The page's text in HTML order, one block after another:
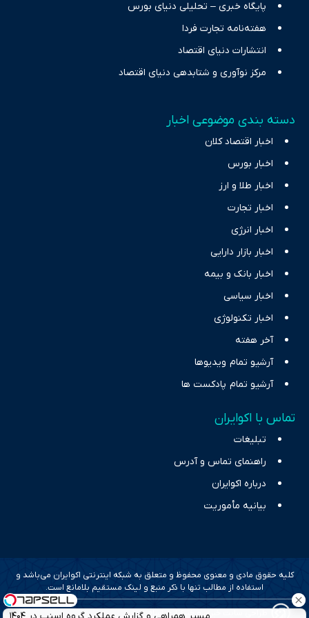
پایگاه خبری – تحلیلی دنیای بورس
هفته‌نامه تجارت فردا
انتشارات دنیای اقتصاد
مرکز نوآوری و شتابدهی دنیای اقتصاد
دسته بندی موضوعی اخبار
اخبار اقتصاد کلان
اخبار بورس
اخبار طلا و ارز
اخبار تجارت
اخبار انرژی
اخبار بازار دارایی
اخبار بانک و بیمه
اخبار سیاسی
اخبار تکنولوژی
آخر هفته
آرشیو تمام ویدیوها
آرشیو تمام پادکست ها
تماس با اکوایران
تبلیغات
راهنمای تماس و آدرس
درباره اکوایران
بیانیه مأموریت
کلیه حقوق مادی و معنوی محفوظ و متعلق به شبکه اینترنتی اکوایران می‌باشد و
استفاده از مطالب تنها با ذکر منبع و لینک مستقیم بلامانع است.
طراحی سایت خبری و خبرگزاری آسام